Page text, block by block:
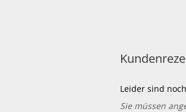
Leider sind
Sie müssen